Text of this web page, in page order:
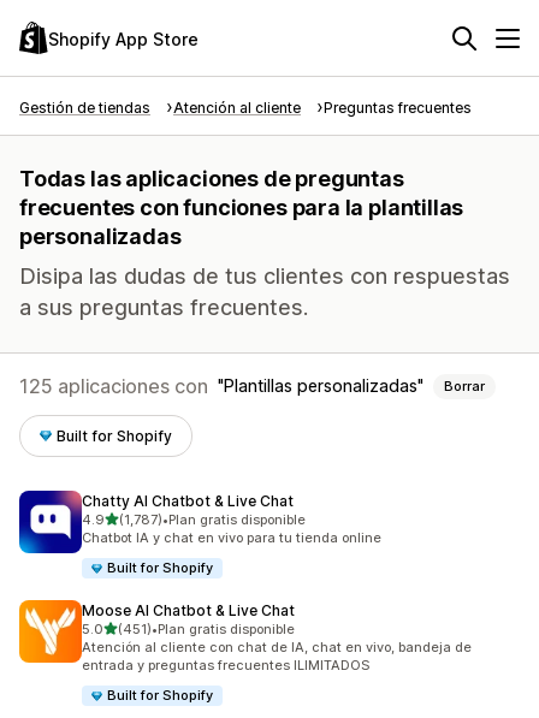
Shopify App Store
Gestión de tiendas Atención al cliente Preguntas frecuentes
Todas las aplicaciones de preguntas
frecuentes con funciones para la plantillas
personalizadas
Disipa las dudas de tus clientes con respuestas
a sus preguntas frecuentes.
125 aplicaciones con Plantillas personalizadas Borrar
Built for Shopify
Chatty AI Chatbot & Live Chat
4.9de 5 estrellas
(1,787)
1787 reseñas en total
•Plan gratis disponible
Chatbot IA y chat en vivo para tu tienda online
Built for Shopify
Moose AI Chatbot & Live Chat
5.0de 5 estrellas
(451)
451 reseñas en total
•Plan gratis disponible
Atención al cliente con chat de IA, chat en vivo, bandeja de
entrada y preguntas frecuentes ILIMITADOS
Built for Shopify